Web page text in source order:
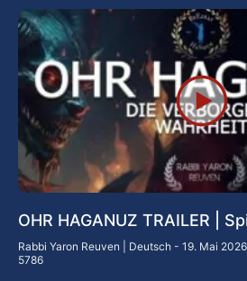
OHR HAGANUZ TRAILER |
Rabbi Yaron Reuven | Deutsch
19. Mai
5786